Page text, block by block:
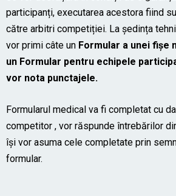
participanți, executarea acestora fiind
către arbitri competiției. La ședința
vor primi câte un Formular a unei fișe
un Formular pentru echipele
vor nota punctajele.
Formularul medical va fi completat cu
competitor , vor răspunde întrebărilor
își vor asuma cele completate prin
formular.